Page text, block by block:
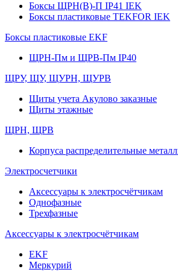
Боксы ЩРН(В)-П IP41 IEK
Боксы пластиковые TEKFOR IEK
Боксы пластиковые EKF
ЩРН-Пм и ЩРВ-Пм IP40
ЩРУ, ЩУ, ЩУРН, ЩУРВ
Щиты учета Акулово заказные
Щиты этажные
ЩРН, ЩРВ
Корпуса распределительные
Электросчетчики
Аксессуары к электросчётчикам
Однофазные
Трехфазные
Аксессуары к электросчётчикам
EKF
Меркурий